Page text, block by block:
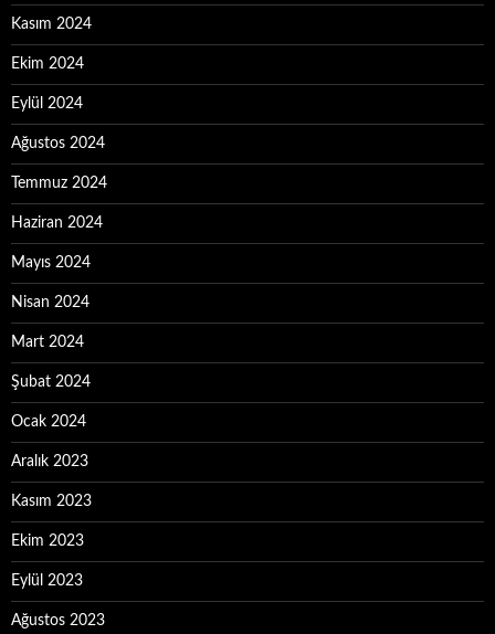
Kasım 2024
Ekim 2024
Eylül 2024
Ağustos 2024
Temmuz 2024
Haziran 2024
Mayıs 2024
Nisan 2024
Mart 2024
Şubat 2024
Ocak 2024
Aralık 2023
Kasım 2023
Ekim 2023
Eylül 2023
Ağustos 2023